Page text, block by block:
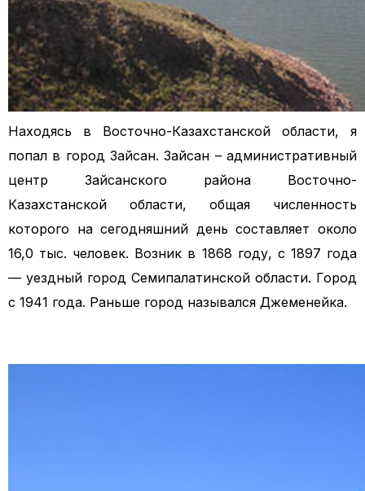
Находясь в Восточно-Казахстанской области, я
попал в город Зайсан. Зайсан – административный
центр Зайсанского района Восточно-
Казахстанской области, общая численность
которого на сегодняшний день составляет около
16,0 тыс. человек. Возник в 1868 году, с 1897 года
— уездный город Семипалатинской области. Город
с 1941 года. Раньше город назывался Джеменейка.